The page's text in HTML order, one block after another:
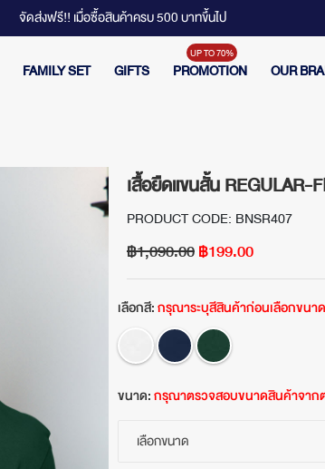
จัดส่งฟรี!! เมื่อซื้อสินค้าครบ 500 บาทขึ้นไป
FAMILY SET GIFTS PROMOTION OUR
เสื้อยืดแขนสั้น REGULAR-
PRODUCT CODE: BNSR407
฿1,090.00฿199.00
เลือกสี:กรุณาระบุสีสินค้าก่อนเลือกขนาด
ขนาด:กรุณาตรวจสอบขนาดสินค้าจากต
เลือกขนาด